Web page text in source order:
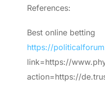
References:
Best online betting
https://
link=https://
action=https://